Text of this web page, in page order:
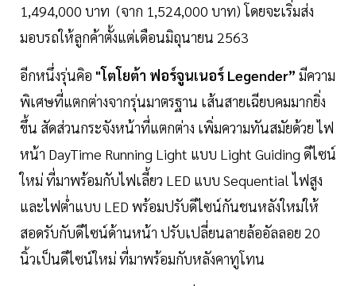
1,494,000 บาท (จาก 1,524,000 บาท) โดยจะเริ่มส่ง
มอบรถให้ลูกค้าตั้งแต่เดือนมิถุนายน 2563
อีกหนึ่งรุ่นคิอ "โตโยต้า ฟอร์จูนเนอร์ Legender” มีความ
พิเศษที่แตกต่างจากรุ่นมาตรฐาน เส้นสายเฉียบคมมากยิ่ง
ขึ้น สัดส่วนกระจังหน้าที่แตกต่าง เพิ่มความทันสมัยด้วย ไฟ
หน้า DayTime Running Light แบบ Light Guiding ดีไซน์
ใหม่ ที่มาพร้อมกับไฟเลี้ยว LED แบบ Sequential ไฟสูง
และไฟต่ำแบบ LED พร้อมปรับดีไซน์กันชนหลังใหม่ให้
สอดรับกับดีไซน์ด้านหน้า ปรับเปลี่ยนลายล้ออัลลอย 20
นิ้วเป็นดีไซน์ใหม่ ที่มาพร้อมกับหลังคาทูโทน